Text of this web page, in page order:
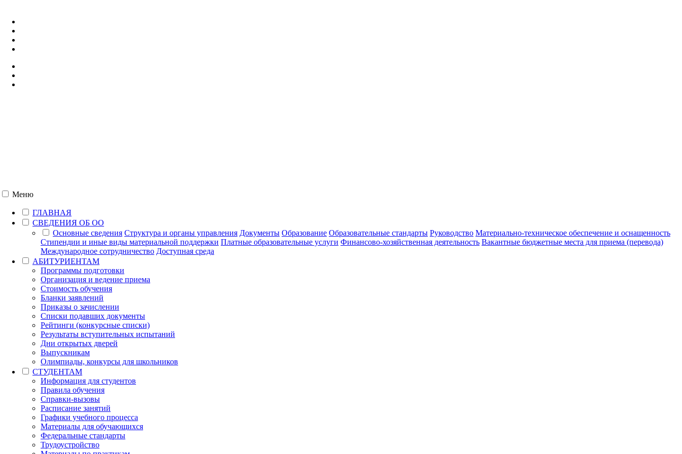
Меню
ГЛАВНАЯ
СВЕДЕНИЯ ОБ ОО
Основные сведения Структура и органы управления Документы Образование Образовательные стандарты Руководство Материально-техническое обеспечение и оснащенность
Стипендии и иные виды материальной поддержки Платные образовательные услуги Финансово-хозяйственная деятельность Вакантные бюджетные места для приема (перевода)
Международное сотрудничество Доступная среда
АБИТУРИЕНТАМ
Программы подготовки
Организация и ведение приема
Стоимость обучения
Бланки заявлений
Приказы о зачислении
Списки подавших документы
Рейтинги (конкурсные списки)
Результаты вступительных испытаний
Дни открытых дверей
Выпускникам
Олимпиады, конкурсы для школьников
СТУДЕНТАМ
Информация для студентов
Правила обучения
Справки-вызовы
Расписание занятий
Графики учебного процесса
Материалы для обучающихся
Федеральные стандарты
Трудоустройство